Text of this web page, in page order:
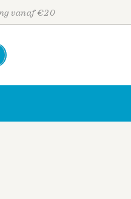
vanaf €20
Personen